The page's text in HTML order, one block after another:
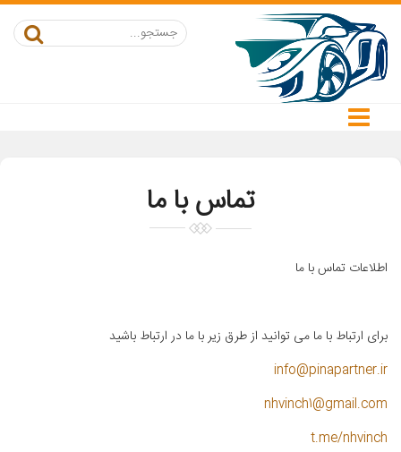
تماس با ما
اطلاعات تماس با ما
برای ارتباط با ما می توانید از طرق زیر با ما در ارتباط باشید
info@pinapartner.ir
nhvinch1@gmail.com
t.me/nhvinch